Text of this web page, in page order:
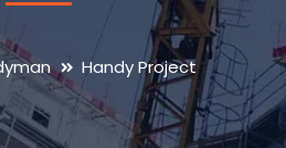
Handy Project